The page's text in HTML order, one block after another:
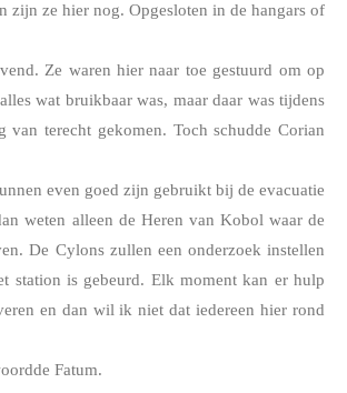
zijn ze hier nog. Opgesloten in de hangars of
Ze waren hier naar toe gestuurd om op
wat bruikbaar was, maar daar was tijdens
van terecht gekomen. Toch schudde Corian
even goed zijn gebruikt bij de evacuatie
weten alleen de Heren van Kobol waar de
De Cylons zullen een onderzoek instellen
station is gebeurd. Elk moment kan er hulp
en dan wil ik niet dat iedereen hier rond
Fatum.